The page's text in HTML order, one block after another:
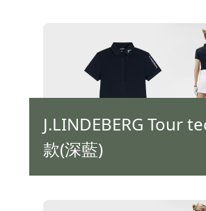
J.LINDEBERG Tour
款(深藍)